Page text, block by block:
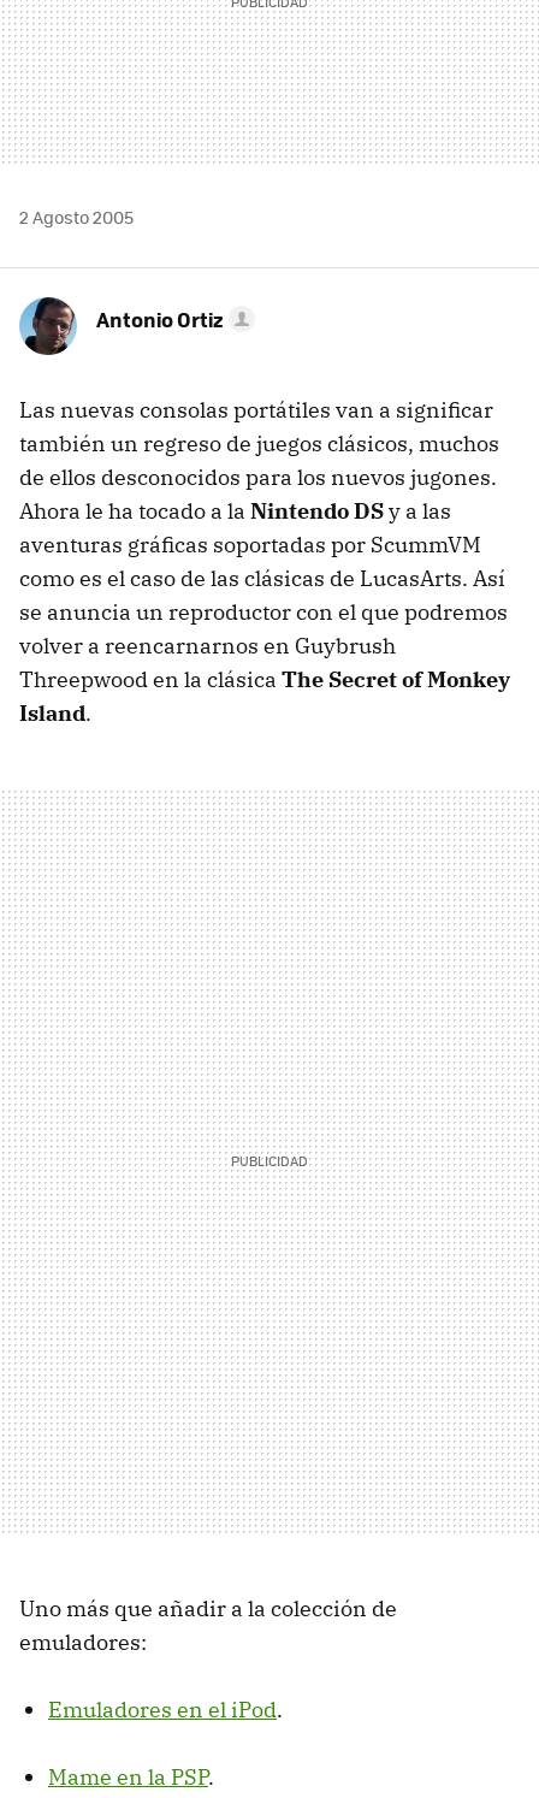
2 Agosto 2005
Antonio Ortiz
Las nuevas consolas portátiles van a significar
también un regreso de juegos clásicos, muchos
de ellos desconocidos para los nuevos jugones.
Ahora le ha tocado a la Nintendo DSy a las
aventuras gráficas soportadas por ScummVM
como es el caso de las clásicas de LucasArts. Así
se anuncia un reproductor con el que podremos
volver a reencarnarnos en Guybrush
Threepwood en la clásica The Secret of Monkey
Island.
Uno más que añadir a la colección de
emuladores:
Emuladores en el iPod.
Mame en la PSP.